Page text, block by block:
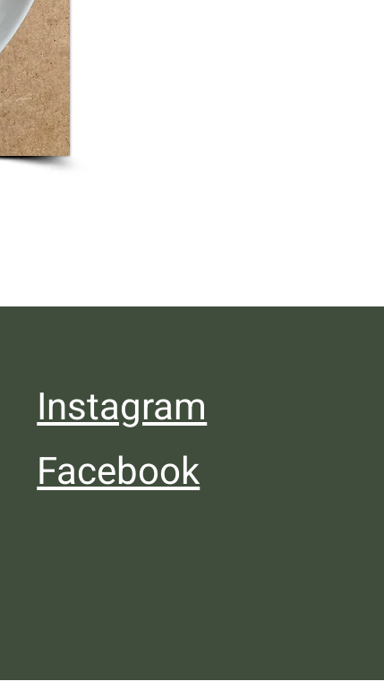
Instagram
Facebook